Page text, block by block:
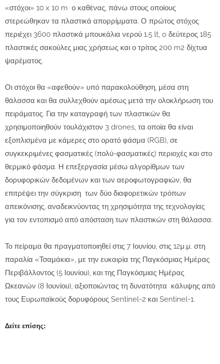
«στόχοι» 10 x 10 m ο καθένας, πάνω στους οποίους
στερεώθηκαν τα πλαστικά απορρίμματα. Ο πρώτος στόχος
περιέχει 3600 πλαστικά μπουκάλια νερού 1.5 lt, o δεύτερος 185
πλαστικές σακούλες μιας χρήσεως και ο τρίτος 200 m2 δίχτυα
ψαρέματος.
Οι στόχοι θα «αφεθούν» υπό παρακολούθηση, μέσα στη
θάλασσα και θα συλλεχθούν αμέσως μετά την ολοκλήρωση του
πειράματος. Για την καταγραφή των πλαστικών θα
χρησιμοποιηθούν τουλάχιστον 3 drones, τα οποία θα είναι
εξοπλισμένα με κάμερες στο ορατό φάσμα (RGB), σε
συγκεκριμένες φασματικές (πολύ-φασματικές) περιοχές και στο
θερμικό φάσμα. Η επεξεργασία μέσω αλγορίθμων των
δορυφορικών δεδομένων και των αεροφωτογραφιών, θα
επιτρέψει την σύγκριση των δύο διαφορετικών τρόπων
απεικόνισης, αναδεικνύοντας τη χρησιμότητα της τεχνολογίας
για τον εντοπισμό από απόσταση των πλαστικών στη θάλασσα.
Το πείραμα θα πραγματοποιηθεί στις 7 Ιουνίου, στις 12μ.μ. στη
παραλία «Τσαμάκια», με την ευκαιρία της Παγκόσμιας Ημέρας
Περιβάλλοντος (5 Ιουνίου), και της Παγκόσμιας Ημέρας
Ωκεανών (8 Ιουνίου), αξιοποιώντας τη δυνατότητα κάλυψης από
τους Ευρωπαϊκούς δορυφόρους Sentinel-2 και Sentinel-1.
Δείτε επίσης: